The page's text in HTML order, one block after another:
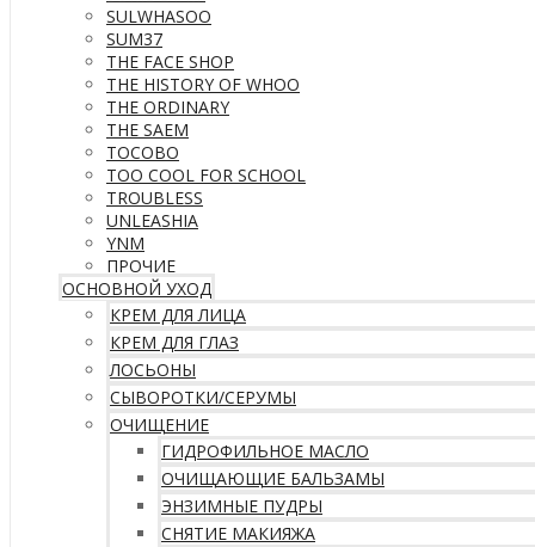
SULWHASOO
SUM37
THE FACE SHOP
THE HISTORY OF WHOO
THE ORDINARY
THE SAEM
TOCOBO
TOO COOL FOR SCHOOL
TROUBLESS
UNLEASHIA
YNM
ПРОЧИЕ
ОСНОВНОЙ УХОД
КРЕМ ДЛЯ ЛИЦА
КРЕМ ДЛЯ ГЛАЗ
ЛОСЬОНЫ
СЫВОРОТКИ/СЕРУМЫ
ОЧИЩЕНИЕ
ГИДРОФИЛЬНОЕ МАСЛО
ОЧИЩАЮЩИЕ БАЛЬЗАМЫ
ЭНЗИМНЫЕ ПУДРЫ
СНЯТИЕ МАКИЯЖА